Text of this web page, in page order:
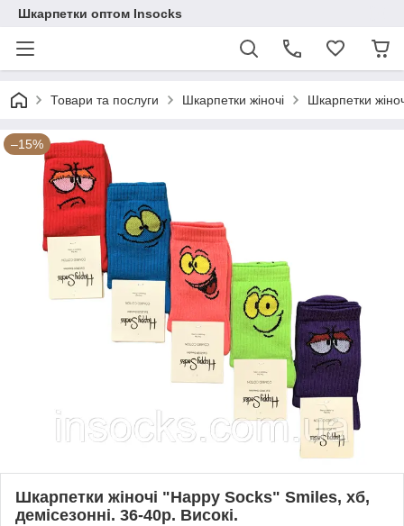
Шкарпетки оптом Insocks
Товари та послуги Шкарпетки жіночі Шкарпетки
–15%
Шкарпетки жіночі "Happy Socks" Smiles, хб,
демісезонні. 36-40р. Високі.